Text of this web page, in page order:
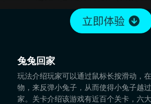
兔兔回家
玩法介绍玩家可以通过鼠标长按滑动，
物，来反弹小兔子，从而使得小兔子越
家。关卡介绍该游戏有近百个关卡，六